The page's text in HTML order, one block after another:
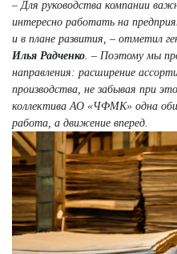
– Для руководства компании
интересно работать на
и в плане развития, – отметил
Илья Радченко . – Поэтому мы
направления: расширение
производства, не забывая при
коллектива АО «ЧФМК» одна
работа, а движение вперед.